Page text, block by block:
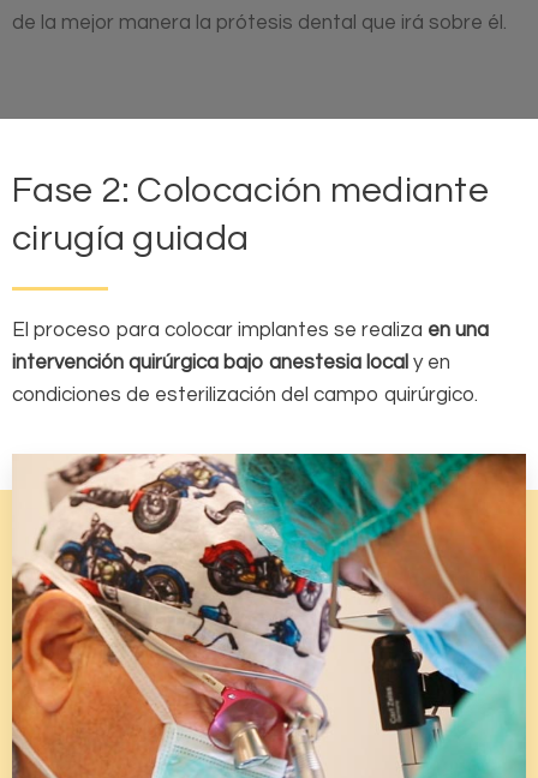
de la mejor manera la prótesis dental que irá sobre él.
Fase 2: Colocación mediante
cirugía guiada
El proceso para colocar implantes se realiza en una
intervención quirúrgica bajo anestesia local y en
condiciones de esterilización del campo quirúrgico.